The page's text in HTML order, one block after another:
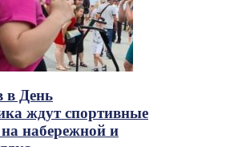
в День
ждут спортивные
набережной и